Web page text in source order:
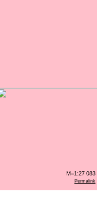
Permalink
M=1:27 083